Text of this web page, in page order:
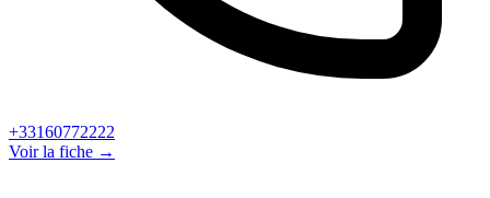
+33160772222
Voir la fiche →